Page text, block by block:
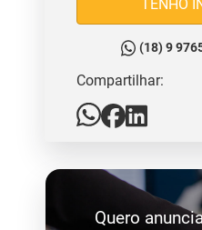
TENHO
(18) 9
Compartilhar:
Quero